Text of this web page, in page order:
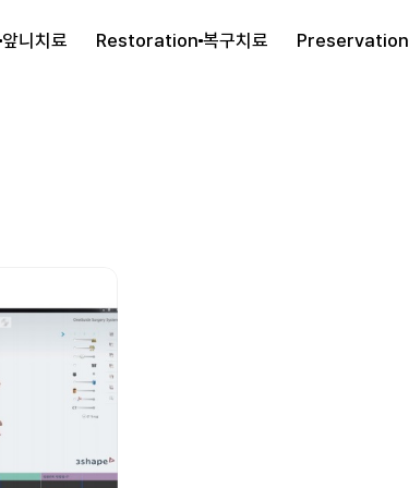
앞니치료 Restoration 복구치료 Preservation